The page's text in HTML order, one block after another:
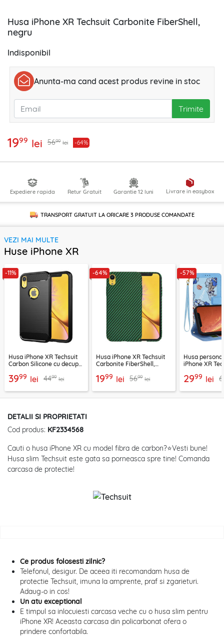
Husa iPhone XR Techsuit Carbonite FiberShell,
negru
Indisponibil
Anunta-ma cand acest produs revine in stoc
Trimite
1999 lei 5699 lei -64%
Expediere rapida Retur Gratuit Garantie 12 luni Livrare in easybox
TRANSPORT GRATUIT LA ORICARE 3 PRODUSECOMANDATE
VEZI MAI MULTE
Huse iPhone XR
-11%
Husa iPhone XR Techsuit
Carbon Silicone cu decupaj
3999 lei 4499 lei
-64%
Husa iPhone XR Techsuit
Carbonite FiberShell,
1999 lei 5699 lei
-57%
Husa
iPhone XR
2999 lei
DETALII SI PROPRIETATI
Cod produs: KF2334568
Cauti o husa iPhone XR cu model fibra de carbon?⭐Vesti bune!
Husa slim Techsuit este gata sa porneasca spre tine! Comanda
carcasa de protectie!
Ce produs folosesti zilnic?
Telefonul, desigur. De aceea iti recomandam husa de
protectie Techsuit, imuna la amprente, praf si zgarieturi.
Adaug-o in cos!
Un atu exceptional
E timpul sa inlocuiesti carcasa veche cu o husa slim pentru
iPhone XR! Aceasta carcasa din policarbonat ofera o
prindere confortabila.